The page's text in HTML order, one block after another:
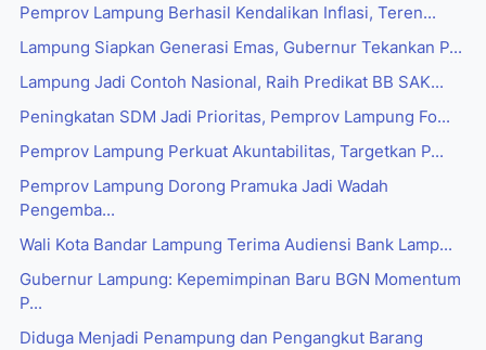
Pemprov Lampung Berhasil Kendalikan Inflasi, Teren...
Lampung Siapkan Generasi Emas, Gubernur Tekankan P...
Lampung Jadi Contoh Nasional, Raih Predikat BB SAK...
Peningkatan SDM Jadi Prioritas, Pemprov Lampung Fo...
Pemprov Lampung Perkuat Akuntabilitas, Targetkan P...
Pemprov Lampung Dorong Pramuka Jadi Wadah
Pengemba...
Wali Kota Bandar Lampung Terima Audiensi Bank Lamp...
Gubernur Lampung: Kepemimpinan Baru BGN Momentum
P...
Diduga Menjadi Penampung dan Pengangkut Barang